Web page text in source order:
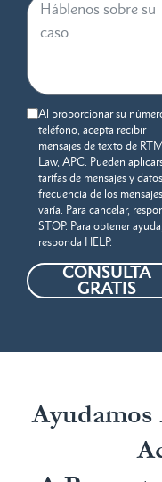
Al proporcionar su
teléfono, acepta recibir
mensajes de texto de RTM
Law, APC. Pueden
tarifas de mensajes y
frecuencia de los mensajes
varía. Para cancelar,
STOP. Para obtener ayuda,
responda HELP.
CONSULTA
GRATIS